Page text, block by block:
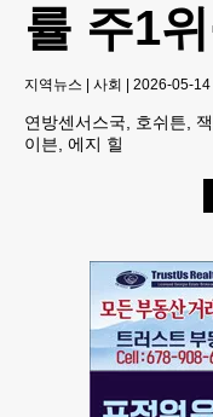
률 주1
지역뉴스 | 사회 | 2026-05-
연방센서스국, 호쉬튼,
이븐, 에지 힐